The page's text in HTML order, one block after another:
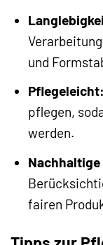
und
Pflegeleicht:
pflegen,
werden.
Nachhaltige
fairen